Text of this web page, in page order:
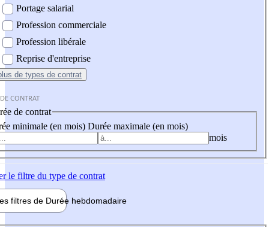
Portage salarial
Profession commerciale
Profession libérale
Reprise d'entreprise
de types de contrat
CONTRAT
de contrat
minimale (en mois) Durée maximale (en mois)
mois
le filtre du type de contrat
filtres de Durée hebdomadaire